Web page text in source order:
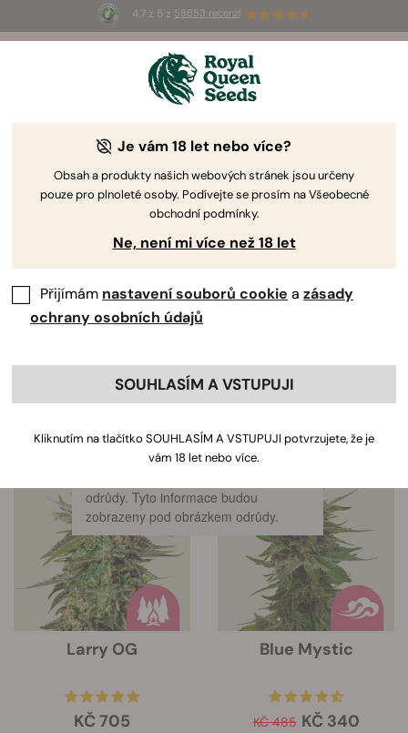
4.7 z 5 z 58653 recenzí
-Pouze po omezenou dobu!
3d 8h 59m 24s
Semena s nízkou skladovou zásobou
Tyto genetiky pěstujeme v malých šaržích. V katalogu je
genetickému základu, zároveň ale záměrně omezujeme
produkci, abychom zachovali fenotyp a uvolnili prostor
pro nové projekty. Tyto odrůdy jsou dostupné výhradně
v balení po 3 kusech.
Třídit podle Filtry
Kliknutím na odkaz zobrazíte
odrůdy. Tyto informace budou
zobrazeny pod obrázkem odrůdy.
Larry OG
KČ 705
-30%
Blue Mystic
KČ 485 KČ 340
Je vám 18 let nebo více?
Obsah a produkty našich webových stránek jsou určeny
pouze pro plnoleté osoby. Podívejte se prosím na Všeobecné
obchodní podmínky.
Ne, není mi více než 18 let
Přijímám nastavení souborů cookie a zásady
ochrany osobních údajů
SOUHLASÍM A VSTUPUJI
Kliknutím na tlačítko SOUHLASÍM A VSTUPUJI potvrzujete, že je
vám 18 let nebo více.